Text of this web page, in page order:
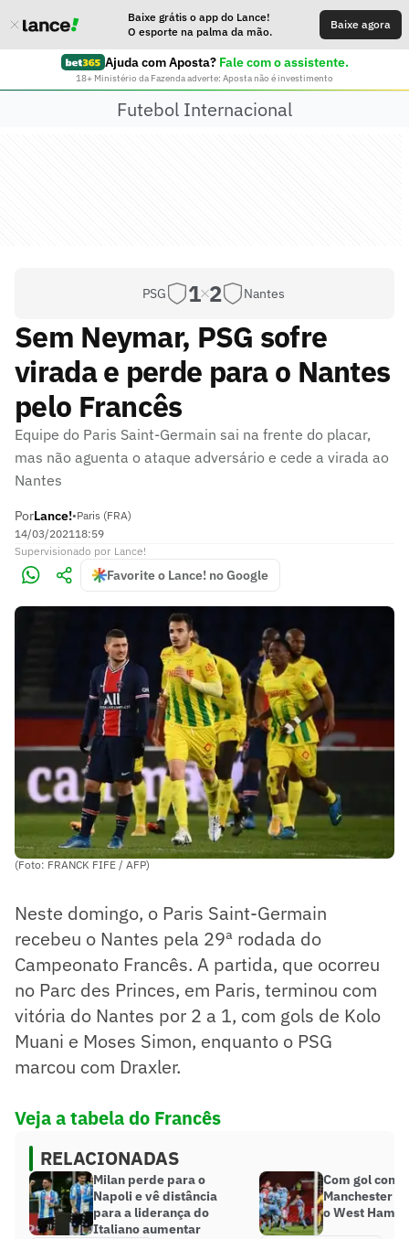
Baixe grátis o app do Lance!
O esporte na palma da mão.
Baixe agora
Ajuda com Aposta? Fale com o assistente.
18+ Ministério da Fazenda adverte: Aposta não é investimento
Futebol Internacional
PSG 1 2 Nantes
Sem Neymar, PSG sofre
virada e perde para o Nantes
pelo Francês
Equipe do Paris Saint-Germain sai na frente do placar,
mas não aguenta o ataque adversário e cede a virada ao
Nantes
PorLance!•Paris (FRA)
14/03/202118:59
Supervisionado por Lance!
Favorite o Lance! no Google
(Foto: FRANCK FIFE / AFP)
Neste domingo, o Paris Saint-Germain
recebeu o Nantes pela 29ª rodada do
Campeonato Francês. A partida, que ocorreu
no Parc des Princes, em Paris, terminou com
vitória do Nantes por 2 a 1, com gols de Kolo
Muani e Moses Simon, enquanto o PSG
marcou com Draxler.
Veja a tabela do Francês
RELACIONADAS
Milan perde para o
Napoli e vê distância
para a liderança do
Italiano aumentar
Com gol
Manchester
o West Ham